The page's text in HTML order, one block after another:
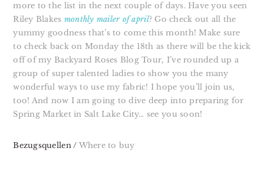
more to the list in the next couple of days. Have you seen
Riley Blakes monthly mailer of april? Go check out all the
yummy goodness that’s to come this month! Make sure
to check back on Monday the 18th as there will be the kick
off of my Backyard Roses Blog Tour, I’ve rounded up a
group of super talented ladies to show you the many
wonderful ways to use my fabric! I hope you’ll join us,
too! And now I am going to dive deep into preparing for
Spring Market in Salt Lake City… see you soon!
Bezugsquellen / Where to buy